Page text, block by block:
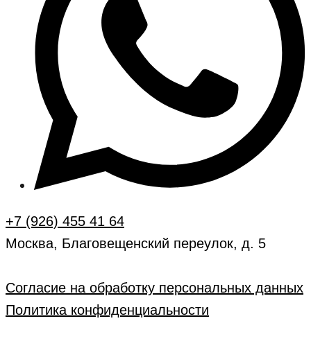
+7 (926) 455 41 64
Москва, Благовещенский переулок, д. 5
Согласие на обработку персональных данных
Политика конфиденциальности